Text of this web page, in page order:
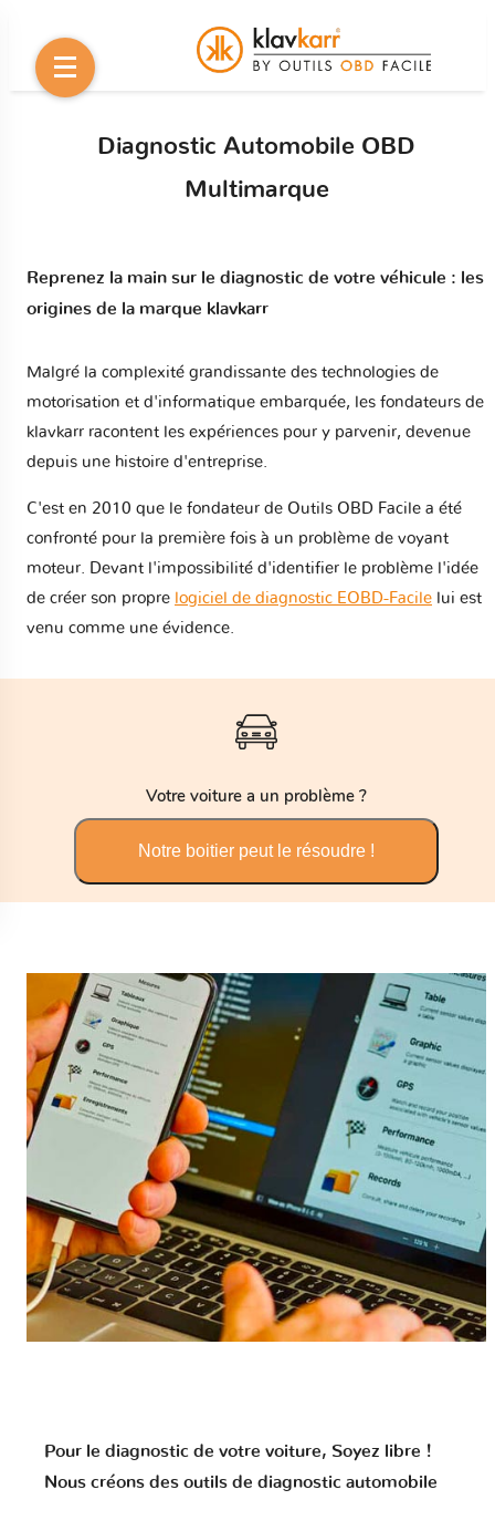
Diagnostic Automobile OBD
Multimarque
Reprenez la main sur le diagnostic de votre véhicule : les
origines de la marque klavkarr
Malgré la complexité grandissante des technologies de
motorisation et d'informatique embarquée, les fondateurs de
klavkarr racontent les expériences pour y parvenir, devenue
depuis une histoire d'entreprise.
C'est en 2010 que le fondateur de Outils OBD Facile a été
confronté pour la première fois à un problème de voyant
moteur. Devant l'impossibilité d'identifier le problème l'idée
de créer son propre logiciel de diagnostic EOBD-Facile lui est
venu comme une évidence.
Votre voiture a un problème ?
Notre boitier peut le résoudre !
Pour le diagnostic de votre voiture, Soyez libre !
Nous créons des outils de diagnostic automobile